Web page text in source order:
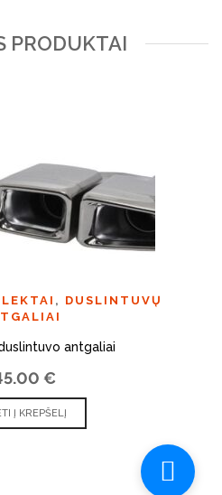
PRODUKTAI
, DUSLINTUVŲ
antgaliai
€
Į KREPŠELĮ